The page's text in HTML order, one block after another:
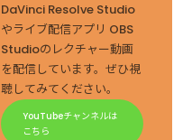
DaVinci Resolve Studio
やライブ配信アプリ OBS
Studioのレクチャー動画
を配信しています。ぜひ視
聴してみてください。
YouTubeチャンネルは
こちら